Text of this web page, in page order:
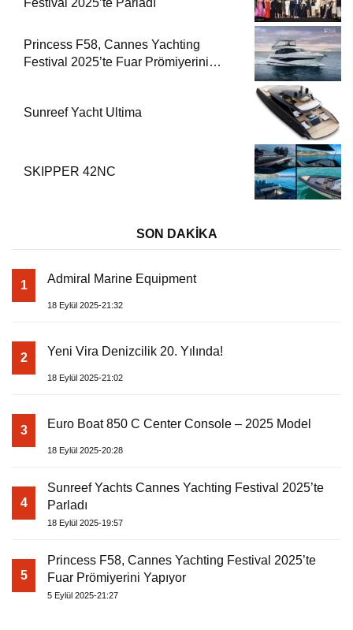
Festival 2025’te Parladı
Princess F58, Cannes Yachting
Festival 2025’te Fuar Prömiyerini
Sunreef Yacht Ultima
SKIPPER 42NC
SON DAKİKA
1 Admiral Marine Equipment
18 Eylül 2025-21:32
2 Yeni Vira Denizcilik 20. Yılında!
18 Eylül 2025-21:02
3 Euro Boat 850 C Center Console – 2025 Model
18 Eylül 2025-20:28
4
Sunreef Yachts Cannes Yachting Festival 2025’te
Parladı
18 Eylül 2025-19:57
5
Princess F58, Cannes Yachting Festival 2025’te
Fuar Prömiyerini Yapıyor
5 Eylül 2025-21:27